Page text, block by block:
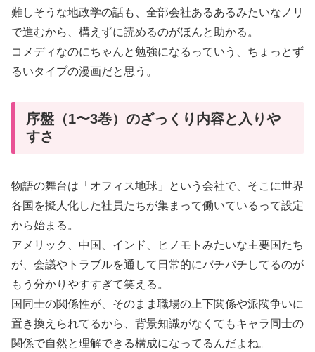
難しそうな地政学の話も、全部会社あるあるみたいなノリ
で進むから、構えずに読めるのがほんと助かる。
コメディなのにちゃんと勉強になるっていう、ちょっとず
るいタイプの漫画だと思う。
序盤（1〜3巻）のざっくり内容と入りや
すさ
物語の舞台は「オフィス地球」という会社で、そこに世界
各国を擬人化した社員たちが集まって働いているって設定
から始まる。
アメリック、中国、インド、ヒノモトみたいな主要国たち
が、会議やトラブルを通して日常的にバチバチしてるのが
もう分かりやすすぎて笑える。
国同士の関係性が、そのまま職場の上下関係や派閥争いに
置き換えられてるから、背景知識がなくてもキャラ同士の
関係で自然と理解できる構成になってるんだよね。